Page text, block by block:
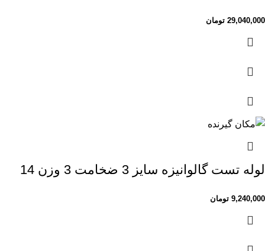
29,040,000 تومان
لوله تست گالوانیزه سایز 3 ضخامت 3 وزن 14
9,240,000 تومان